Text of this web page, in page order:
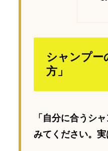
シャンプー
方」
「自分に合うシ
みてください。